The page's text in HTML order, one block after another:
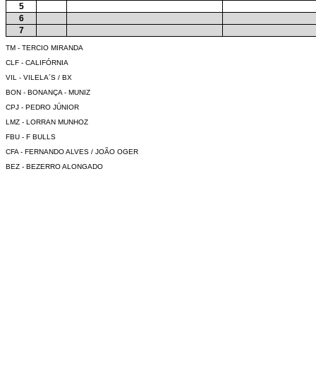
5
6
7
TM - TERCIO MIRANDA
CLF - CALIFÓRNIA
VIL - VILELA´S / BX
BON - BONANÇA - MUNIZ
CPJ - PEDRO JÚNIOR
LMZ - LORRAN MUNHOZ
FBU - F BULLS
CFA - FERNANDO ALVES / JOÃO OGER
BEZ - BEZERRO ALONGADO